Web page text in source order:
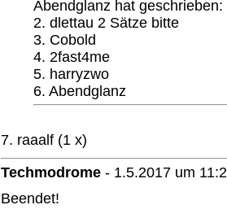
Abendglanz hat
2. dlettau 2 Sätze bitte
3. Cobold
4. 2fast4me
5. harryzwo
6. Abendglanz
7. raaalf (1 x)
Techmodrome - 1.5.2017 um
Beendet!